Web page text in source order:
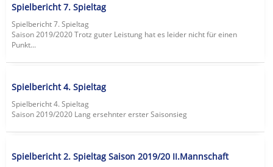
Spielbericht 7. Spieltag
Spielbericht 7. Spieltag
Saison 2019/2020 Trotz guter Leistung hat es leider nicht für einen
Punkt...
Spielbericht 4. Spieltag
Spielbericht 4. Spieltag
Saison 2019/2020 Lang ersehnter erster Saisonsieg
Spielbericht 2. Spieltag Saison 2019/20 II.Mannschaft